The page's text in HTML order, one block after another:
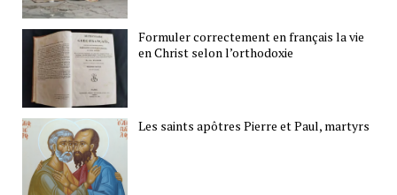
Formuler correctement en français la vie
en Christ selon l’orthodoxie
Les saints apôtres Pierre et Paul, martyrs